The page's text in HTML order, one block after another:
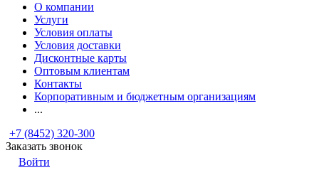
О компании
Услуги
Условия оплаты
Условия доставки
Дисконтные карты
Оптовым клиентам
Контакты
Корпоративным и бюджетным организациям
...
+7 (8452) 320-300
Заказать звонок
Войти